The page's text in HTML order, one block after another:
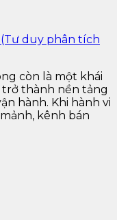
(Tư duy phân tích
còn là một khái
thành nền tảng
hành. Khi hành vi
kênh bán